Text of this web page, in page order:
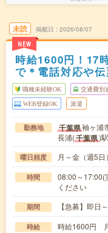
未読
NEW
掲載日 2026/08/07
時給1600円！17
で＊電話対応や
職種未経験OK 交通費別
WEB登録OK 派遣
勤務地 千葉県袖ヶ浦
長浦(千葉県)
曜日頻度 月～金（週5
時間
08:00～
ください
期間 【急募】即日
時給 時給1600円